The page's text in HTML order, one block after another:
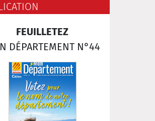
FEUILLETEZ
DÉPARTEMENT N°44